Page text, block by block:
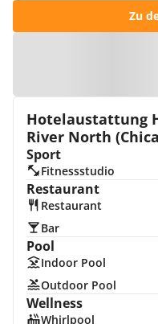
Zu
Hotelaustattung
River North
Sport
Fitnessstudio
Restaurant
Restaurant
Bar
Pool
Indoor Pool
Outdoor Pool
Wellness
Whirlpool